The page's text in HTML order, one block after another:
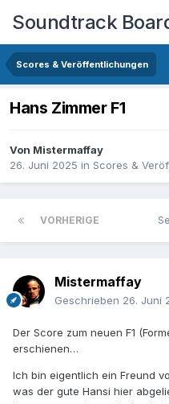
Soundtrack
Scores & Veröffentlichungen
Hans Zimmer F1
Von Mistermaffay
26. Juni 2025 in Scores &
VORHERIGE
Mistermaffay
Geschrieben 26. Juni
Der Score zum neuen F1
erschienen…
Ich bin eigentlich ein Freund
was der gute Hansi hier